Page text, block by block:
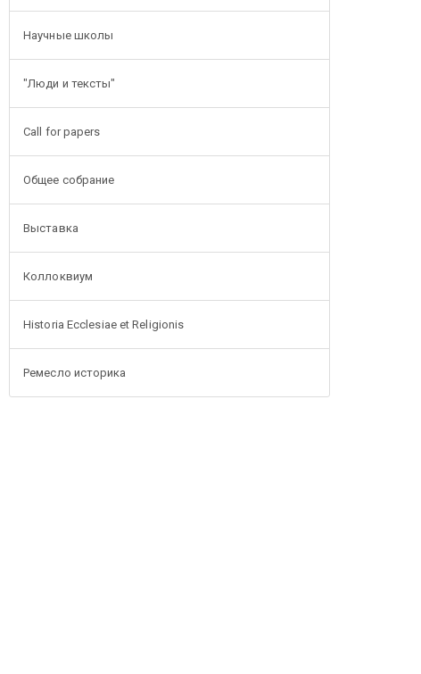
Научные школы
"Люди и тексты"
Call for papers
Общее собрание
Выставка
Коллоквиум
Historia Ecclesiae et Religionis
Ремесло историка